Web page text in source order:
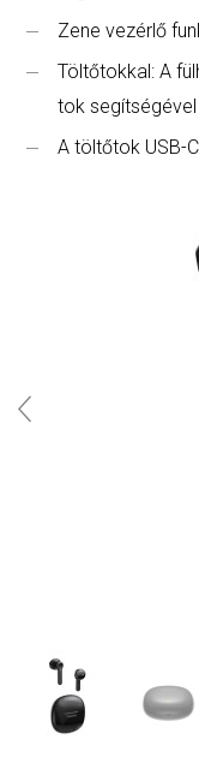
Zene vezérlő
Töltőtokkal: A
tok segítségével
A töltőtok USB-